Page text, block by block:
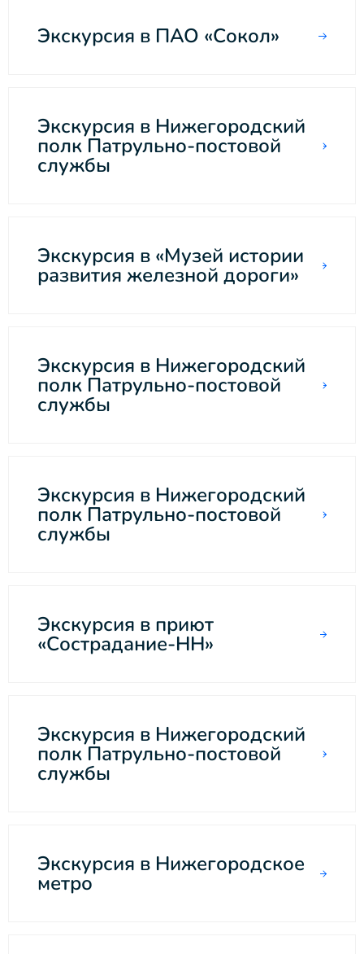
Экскурсия в ПАО «Сокол»
Экскурсия в Нижегородский
полк Патрульно-постовой
службы
Экскурсия в «Музей истории
развития железной дороги»
Экскурсия в Нижегородский
полк Патрульно-постовой
службы
Экскурсия в Нижегородский
полк Патрульно-постовой
службы
Экскурсия в приют
«Сострадание-НН»
Экскурсия в Нижегородский
полк Патрульно-постовой
службы
Экскурсия в Нижегородское
метро